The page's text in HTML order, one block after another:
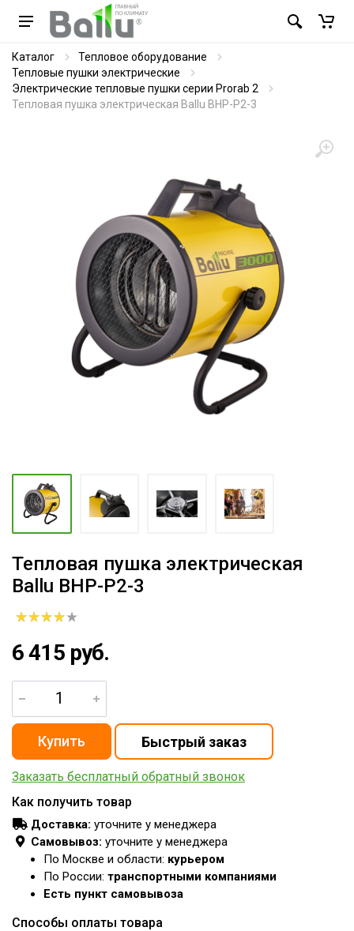
Каталог
Тепловое оборудование
Тепловые пушки электрические
Электрические тепловые пушки серии Prorab 2
Тепловая пушка электрическая Ballu BHP-P2-3
Тепловая пушка электрическая
Ballu BHP-P2-3
6 415 руб.
Заказать бесплатный обратный звонок
Как получить товар
Доставка: уточните у менеджера
Самовывоз: уточните у менеджера
По Москве и области: курьером
По России: транспортными компаниями
Есть пункт самовывоза
Способы оплаты товара